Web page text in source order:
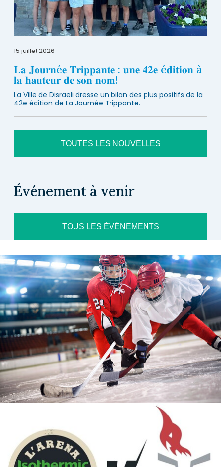
15 juillet 2026
𝐋𝐚 𝐉𝐨𝐮𝐫𝐧é𝐞 𝐓𝐫𝐢𝐩𝐩𝐚𝐧𝐭𝐞 : 𝐮𝐧𝐞 𝟒𝟐𝐞 é𝐝𝐢𝐭𝐢𝐨𝐧 à
𝐥𝐚 𝐡𝐚𝐮𝐭𝐞𝐮𝐫 𝐝𝐞 𝐬𝐨𝐧 𝐧𝐨𝐦!
La Ville de Disraeli dresse un bilan des plus positifs de la
42e édition de La Journée Trippante.
TOUTES LES NOUVELLES
Événement à venir
TOUS LES ÉVÉNEMENTS